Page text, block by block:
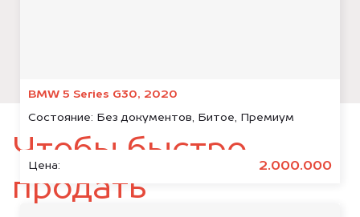
BMW 5 Series G30, 2020
Состояние: Без документов, Битое, Премиум
Цена: 2.000.000
Чтобы быстро
продать